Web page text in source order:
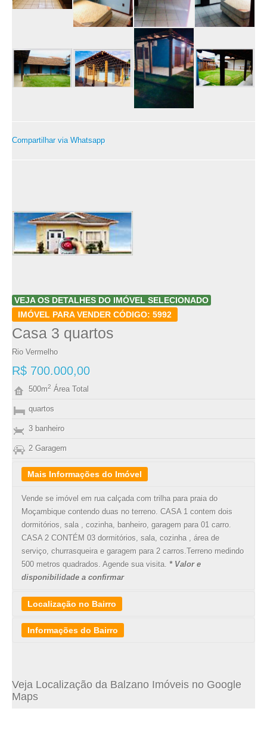
Compartilhar via Whatsapp
VEJA OS DETALHES DO IMÓVEL SELECIONADO
IMÓVEL PARA VENDER CÓDIGO: 5992
Casa 3 quartos
Rio Vermelho
R$ 700.000,00
500m2 Área Total
quartos
3 banheiro
2 Garagem
Mais Informações do Imóvel
Vende se imóvel em rua calçada com trilha para praia do
Moçambique contendo duas no terreno. CASA 1 contem dois
dormitórios, sala , cozinha, banheiro, garagem para 01 carro.
CASA 2 CONTÉM 03 dormitórios, sala, cozinha , área de
serviço, churrasqueira e garagem para 2 carros.Terreno medindo
500 metros quadrados. Agende sua visita. * Valor e
disponibilidade a confirmar
Localização no Bairro
Informações do Bairro
DO MOÇAMBIQUE, no leste da Ilha de Santa Catarina, entre os
bairros da Barra da Lagoa e Ingleses. Distante aproximadamente
Veja Localização da Balzano Imóveis no Google
Maps